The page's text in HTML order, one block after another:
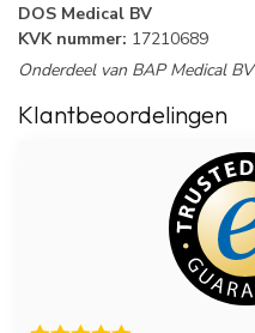
DOS Medical BV
KVK nummer: 17210689
Onderdeel van BAP Medical BV
Klantbeoordelingen